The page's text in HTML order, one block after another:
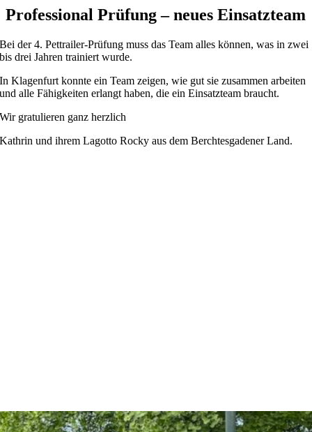
Professional Prüfung – neues Einsatzteam
Bei der 4. Pettrailer-Prüfung muss das Team alles können, was in zwei
bis drei Jahren trainiert wurde.
In Klagenfurt konnte ein Team zeigen, wie gut sie zusammen arbeiten
und alle Fähigkeiten erlangt haben, die ein Einsatzteam braucht.
Wir gratulieren ganz herzlich
Kathrin und ihrem Lagotto Rocky aus dem Berchtesgadener Land.